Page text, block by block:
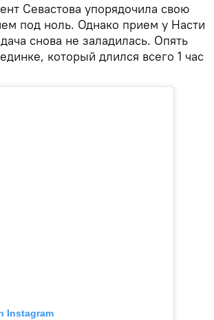
Севастова упорядочила свою
под ноль. Однако прием у Насти
снова не заладилась. Опять
который длился всего 1 час
Instagram